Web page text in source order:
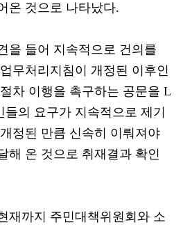
온 것으로 나타났다.
을 들어 지속적으로 건의를
무처리지침이 개정된 이후인
차 이행을 촉구하는 공문을 L
의 요구가 지속적으로 제기
정된 만큼 신속히 이뤄져야
해 온 것으로 취재결과 확인
재까지 주민대책위원회와 소